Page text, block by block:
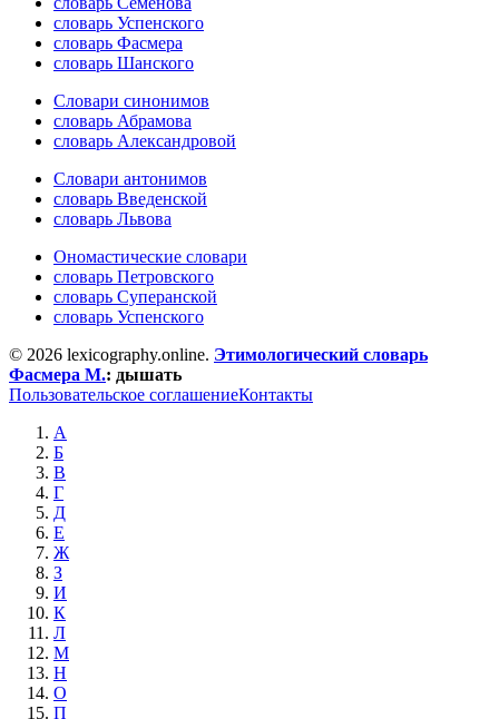
словарь Успенского
словарь Фасмера
словарь Шанского
Словари синонимов
словарь Абрамова
словарь Александровой
Словари антонимов
словарь Введенской
словарь Львова
Ономастические словари
словарь Петровского
словарь Суперанской
словарь Успенского
© 2026 lexicography.online. Этимологический словарь
Фасмера М.: дышать
Пользовательское соглашениеКонтакты
А
Б
В
Г
Д
Е
Ж
З
И
К
Л
М
Н
О
П